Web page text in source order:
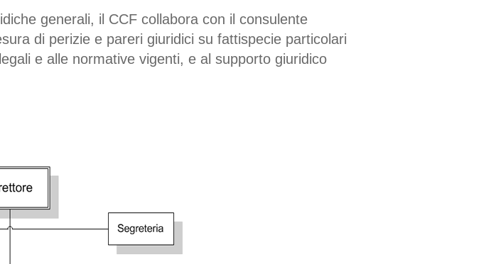
generali, il CCF collabora con il consulente
di perizie e pareri giuridici su fattispecie particolari
e alle normative vigenti, e al supporto giuridico